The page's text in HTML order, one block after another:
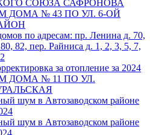
СОЮЗА САФРОНОВА
ДОМА № 43 ПО УЛ. 6-ОЙ
по адресам: пр. Ленина д. 70,
82, пер. Райниса д. 1, 2, 3, 5, 7,
за отопление за 2024
ДОМА № 11 ПО УЛ.
шум в Автозаводском районе
шум в Автозаводском районе